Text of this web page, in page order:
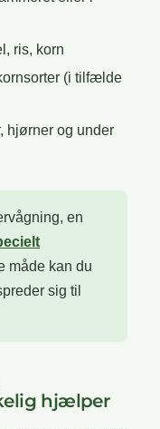
ris, korn
(i tilfælde
hjørner og under
en
måde kan du
sig til
hjælper